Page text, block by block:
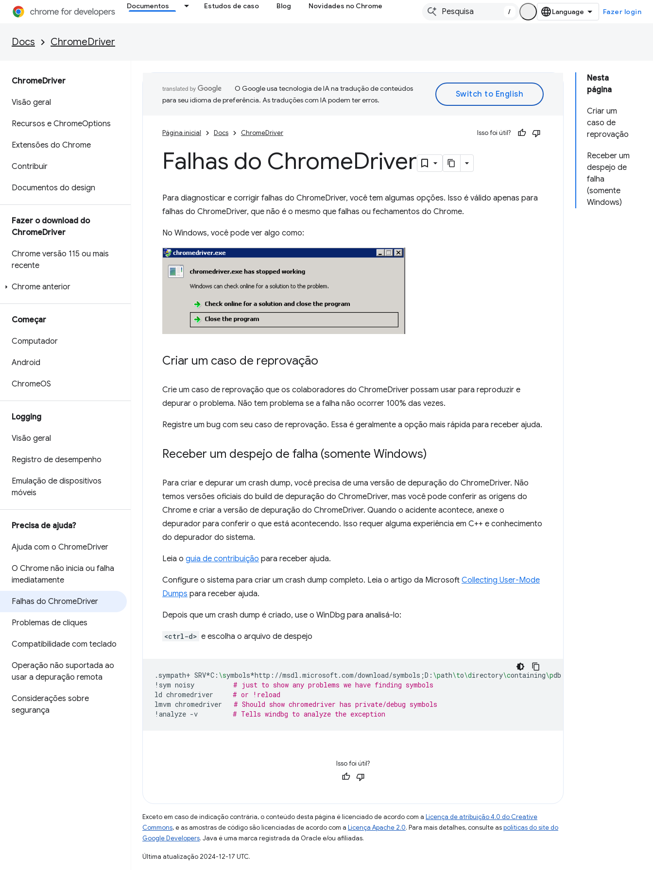
Documentos Estudos de caso Blog Novidades no Chrome
/ Fazer login
Docs ChromeDriver
ChromeDriver
Visão geral
Recursos e ChromeOptions
Extensões do Chrome
Contribuir
Documentos do design
Fazer o download do
ChromeDriver
Chrome versão 115 ou mais
recente
Chrome anterior
Começar
Computador
Android
ChromeOS
Logging
Visão geral
Registro de desempenho
Emulação de dispositivos
móveis
Precisa de ajuda?
Ajuda com o ChromeDriver
O Chrome não inicia ou falha
imediatamente
Falhas do ChromeDriver
Problemas de cliques
Compatibilidade com teclado
Operação não suportada ao
usar a depuração remota
Considerações sobre
segurança
Nesta
página
Criar um
caso de
reprovação
Receber um
despejo de
falha
(somente
Windows)
O Google usa tecnologia de IA na tradução de conteúdos
para seu idioma de preferência. As traduções com IA podem ter erros.
Página inicial Docs ChromeDriver Isso foi útil?
Falhas do ChromeDriver
Para diagnosticar e corrigir falhas do ChromeDriver, você tem algumas opções. Isso é válido apenas para
falhas do ChromeDriver, que não é o mesmo que falhas ou fechamentos do Chrome.
No Windows, você pode ver algo como:
Criar um caso de reprovação
Crie um caso de reprovação que os colaboradores do ChromeDriver possam usar para reproduzir e
depurar o problema. Não tem problema se a falha não ocorrer 100% das vezes.
Registre um bug com seu caso de reprovação. Essa é geralmente a opção mais rápida para receber ajuda.
Receber um despejo de falha (somente Windows)
Para criar e depurar um crash dump, você precisa de uma versão de depuração do ChromeDriver. Não
temos versões oficiais do build de depuração do ChromeDriver, mas você pode conferir as origens do
Chrome e criar a versão de depuração do ChromeDriver. Quando o acidente acontece, anexe o
depurador para conferir o que está acontecendo. Isso requer alguma experiência em C++ e conhecimento
do depurador do sistema.
Leia o guia de contribuição para receber ajuda.
Configure o sistema para criar um crash dump completo. Leia o artigo da Microsoft Collecting User-Mode
Dumps para receber ajuda.
Depois que um crash dump é criado, use o WinDbg para analisá-lo:
<ctrl-d> e escolha o arquivo de despejo
.sympath+ SRV*C: \symbols*http://msdl.microsoft.com/download/symbols ;D: \path\to\directory\containing\pdb
!sym noisy
# just to show any problems we have finding symbols
ld chromedriver
# or !reload
lmvm chromedriver
# Should show chromedriver has private/debug symbols
!analyze -v # Tells windbg to analyze the exception
Isso foi útil?
Exceto em caso de indicação contrária, o conteúdo desta página é licenciado de acordo com a Licença de atribuição 4.0 do Creative
Commons, e as amostras de código são licenciadas de acordo com a Licença Apache 2.0. Para mais detalhes, consulte aspolíticas do site do
Google Developers. Java é uma marca registrada da Oracle e/ou afiliadas.
Última atualização 2024-12-17 UTC.